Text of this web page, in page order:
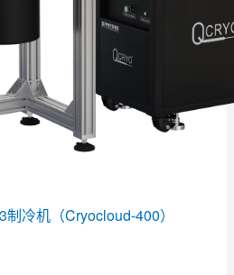
制冷机（Cryocloud-400）